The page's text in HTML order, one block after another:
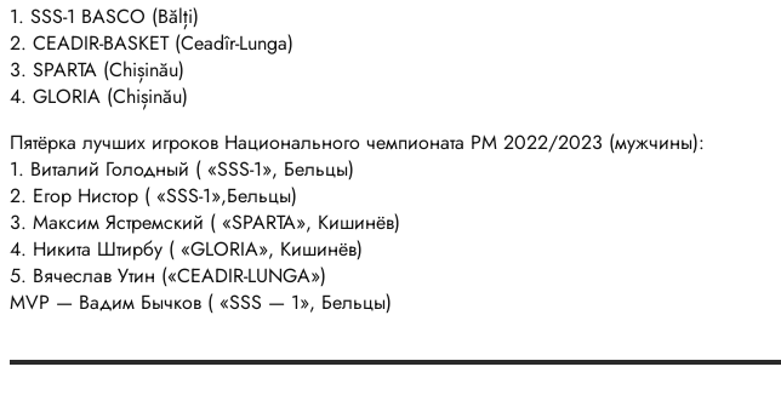
1. SSS-1 BASCO (Bălți)
2. CEADIR-BASKET (Ceadîr-Lunga)
3. SPARTA (Chișinău)
4. GLORIA (Chișinău)
Пятёрка лучших игроков Национального чемпионата РМ 2022/2023 (мужчины):
1. Виталий Голодный ( «SSS-1», Бельцы)
2. Егор Нистор ( «SSS-1»,Бельцы)
3. Максим Ястремский ( «SPARTA», Кишинёв)
4. Никита Штирбу ( «GLORIA», Кишинёв)
5. Вячеслав Утин («CEADIR-LUNGA»)
MVP — Вадим Бычков ( «SSS — 1», Бельцы)